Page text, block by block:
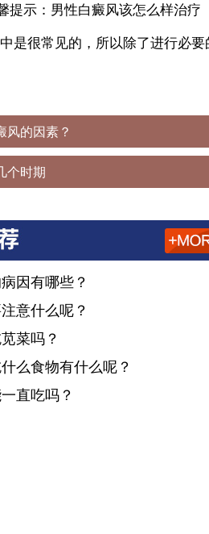
提示：男性白癜风该怎么样治疗
是很常见的，所以除了进行必要
风的因素？
个时期
因有哪些？
意什么呢？
菜吗？
么食物有什么呢？
直吃吗？